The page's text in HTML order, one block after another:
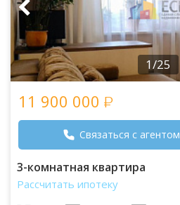
1/25
11 900 000
Связаться с агентом
3-комнатная квартира
Рассчитать ипотеку